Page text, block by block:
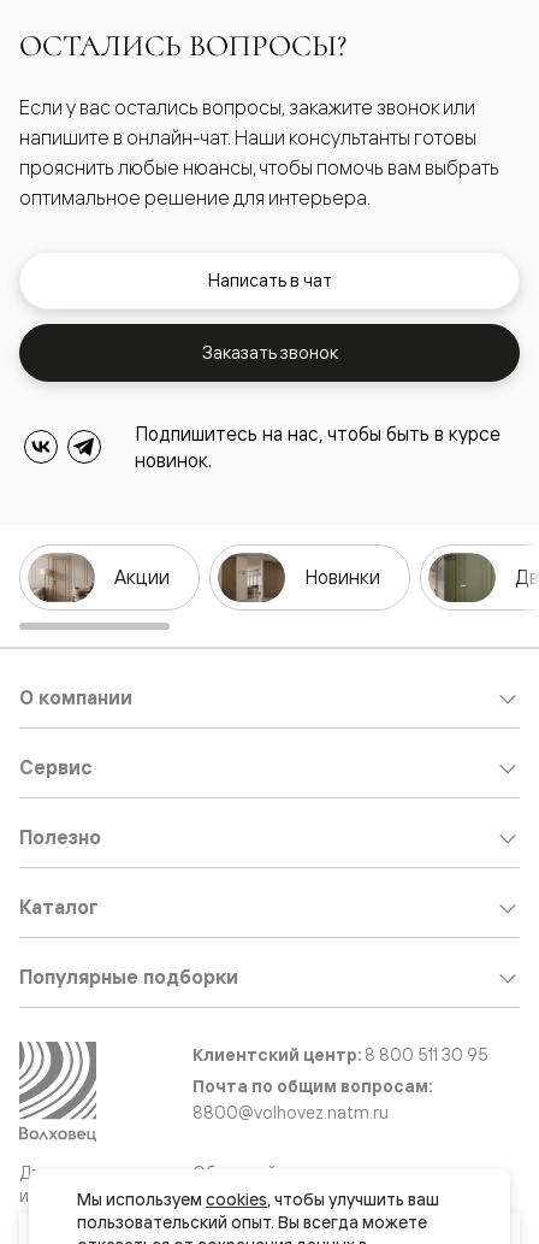
ОСТАЛИСЬ ВОПРОСЫ?
Если у вас остались вопросы, закажите звонок или
напишите в онлайн-чат. Наши консультанты готовы
прояснить любые нюансы, чтобы помочь вам выбрать
оптимальное решение для интерьера.
Написать в чат
Заказать звонок
Подпишитесь на нас, чтобы быть в курсе
новинок.
Акции Новинки
Двери
и интерьерные
решения
О компании
Сервис
Полезно
Каталог
Популярные подборки
Клиентский центр: 8 800 511 30 95
Почта по общим вопросам:
8800@volhovez.natm.ru
Обратный звонок
Мы используем cookies, чтобы улучшить ваш
пользовательский опыт. Вы всегда можете